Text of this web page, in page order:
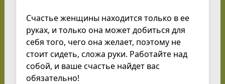
Счастье женщины находится только в ее
руках, и только она может добиться для
себя того, чего она желает, поэтому не
стоит сидеть, сложа руки. Работайте над
собой, и ваше счастье найдет вас
обязательно!